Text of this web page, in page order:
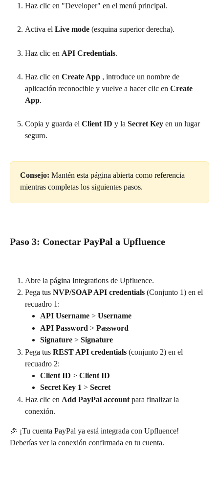
Haz clic en "Developer" en el menú principal.
Activa el Live mode (esquina superior derecha).
Haz clic en API Credentials.
Haz clic en Create App , introduce un nombre de
aplicación reconocible y vuelve a hacer clic en Create
App.
Copia y guarda el Client ID y la Secret Key en un lugar
seguro.
Consejo: Mantén esta página abierta como referencia
mientras completas los siguientes pasos.
Paso 3: Conectar PayPal a Upfluence
Abre la página Integrations de Upfluence.
Pega tus NVP/SOAP API credentials (Conjunto 1) en el
recuadro 1:
API Username > Username
API Password > Password
Signature > Signature
Pega tus REST API credentials (conjunto 2) en el
recuadro 2:
Client ID > Client ID
Secret Key 1 > Secret
Haz clic en Add PayPal account para finalizar la
conexión.
🎉 ¡Tu cuenta PayPal ya está integrada con Upfluence!
Deberías ver la conexión confirmada en tu cuenta.